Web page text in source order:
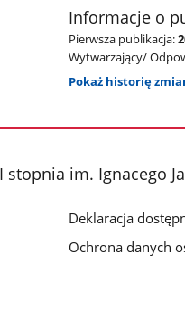
Informacje o
Pierwsza publikacja:
Wytwarzający/
Pokaż historię
stopnia im. Ignacego
Deklaracja
Ochrona danych